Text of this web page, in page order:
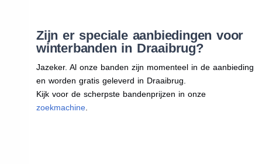
Zijn er speciale aanbiedingen voor
winterbanden in Draaibrug?
Jazeker. Al onze banden zijn momenteel in de aanbieding
en worden gratis geleverd in Draaibrug.
Kijk voor de scherpste bandenprijzen in onze
zoekmachine.